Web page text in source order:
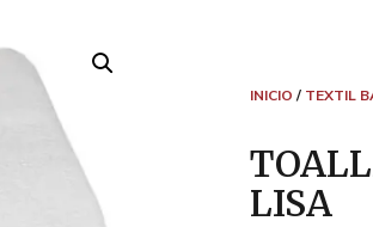
INICIO / TEXTIL
LISA